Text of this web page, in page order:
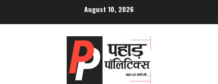
August 10, 2026